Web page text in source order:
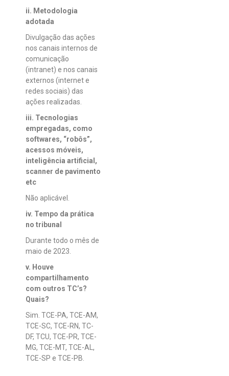
ii. Metodologia
adotada
Divulgação das ações
nos canais internos de
comunicação
(intranet) e nos canais
externos (internet e
redes sociais) das
ações realizadas.
iii. Tecnologias
empregadas, como
softwares, “robôs”,
acessos móveis,
inteligência artificial,
scanner de pavimento
etc
Não aplicável.
iv. Tempo da prática
no tribunal
Durante todo o mês de
maio de 2023.
v. Houve
compartilhamento
com outros TC’s?
Quais?
Sim. TCE-PA, TCE-AM,
TCE-SC, TCE-RN, TC-
DF, TCU, TCE-PR, TCE-
MG, TCE-MT, TCE-AL,
TCE-SP e TCE-PB.